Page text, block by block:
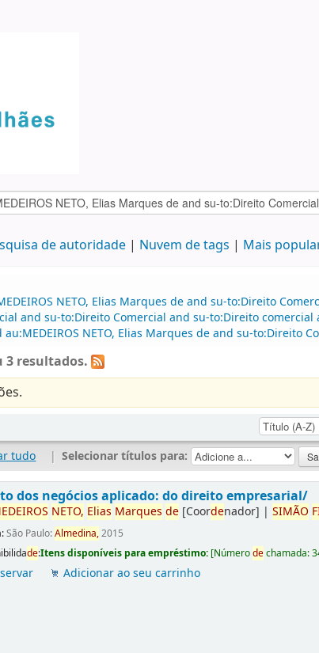
de autoridade Nuvem de tags Mais
NETO, Elias Marques de and su-to:Direito
and su-to:Direito Comercial and su-to:Direito comercial
NETO, Elias Marques de and su-to:Direito
3 resultados.
tudo | Selecionar títulos para:
dos negócios aplicado: do direito empresarial/
DEIROS NETO, Elias Marques de [Coordenador] |SIMÃO
São Paulo:Almedina,2015
de:Itens disponíveis para empréstimo: [Númerodechamada:
Adicionar ao seu carrinho